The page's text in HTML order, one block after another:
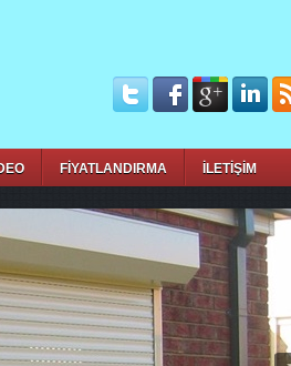
FİYATLANDIRMA İLETİŞİM